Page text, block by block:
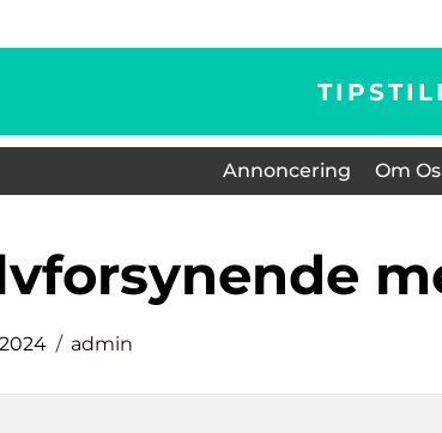
Annoncering Om Os
admin